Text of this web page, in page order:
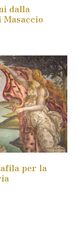
dalla
per la